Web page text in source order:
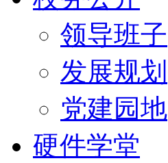
领导班子
发展规划
党建园地
硬件学堂